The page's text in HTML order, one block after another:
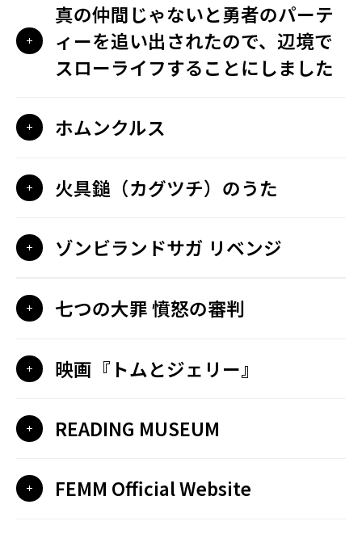
真の仲間じゃないと勇者のパーテ
ィーを追い出されたので、辺境で
スローライフすることにしました
ホムンクルス
火具鎚（カグツチ）のうた
ゾンビランドサガ リベンジ
七つの大罪 憤怒の審判
映画『トムとジェリー』
READING MUSEUM
FEMM Official Website